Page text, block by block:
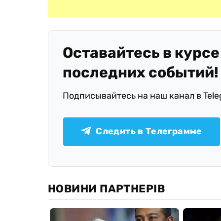
Оставайтесь в курсе
последних событий!
Подписывайтесь на наш канал в
Следить в Телеграмме